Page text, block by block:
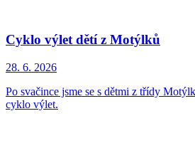
Cyklo výlet dětí z Motýlků
28. 6. 2026
Po svačince jsme se s dětmi z třídy
cyklo výlet.